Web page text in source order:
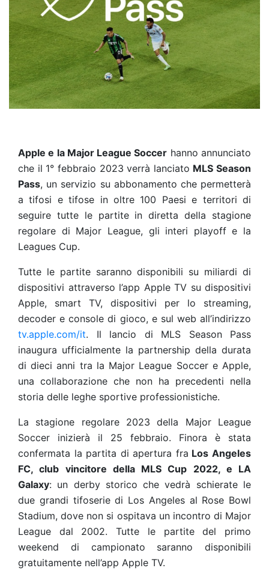
Apple e la Major League Soccer hanno annunciato
che il 1° febbraio 2023 verrà lanciato MLS Season
Pass, un servizio su abbonamento che permetterà
a tifosi e tifose in oltre 100 Paesi e territori di
seguire tutte le partite in diretta della stagione
regolare di Major League, gli interi playoff e la
Leagues Cup.
Tutte le partite saranno disponibili su miliardi di
dispositivi attraverso l’app Apple TV su dispositivi
Apple, smart TV, dispositivi per lo streaming,
decoder e console di gioco, e sul web all’indirizzo
tv.apple.com/it. Il lancio di MLS Season Pass
inaugura ufficialmente la partnership della durata
di dieci anni tra la Major League Soccer e Apple,
una collaborazione che non ha precedenti nella
storia delle leghe sportive professionistiche.
La stagione regolare 2023 della Major League
Soccer inizierà il 25 febbraio. Finora è stata
confermata la partita di apertura fra Los Angeles
FC, club vincitore della MLS Cup 2022, e LA
Galaxy: un derby storico che vedrà schierate le
due grandi tifoserie di Los Angeles al Rose Bowl
Stadium, dove non si ospitava un incontro di Major
League dal 2002. Tutte le partite del primo
weekend di campionato saranno disponibili
gratuitamente nell’app Apple TV.